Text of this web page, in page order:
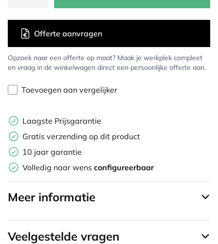
Opzoek naar een offerte op maat? Maak je werkplek compleet
en vraag in de winkelwagen direct een persoonlijke offerte aan.
Offerte aanvragen
Toevoegen aan vergelijker
Laagste Prijsgarantie
Gratis verzending op dit product
10 jaar garantie
Volledig naar wens configureerbaar
Meer informatie
Veelgestelde vragen